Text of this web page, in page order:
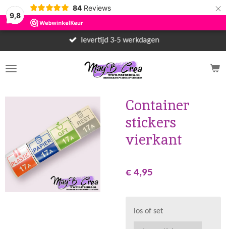
9,8
84 Reviews ×
levertijd 3-5 werkdagen
Container
stickers
vierkant
€ 4,95
los of set